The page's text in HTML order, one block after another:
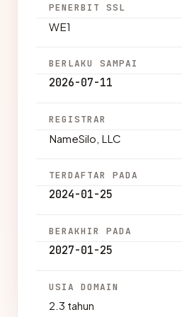
PENERBIT SSL
WE1
BERLAKU SAMPAI
2026-07-11
REGISTRAR
NameSilo, LLC
TERDAFTAR PADA
2024-01-25
BERAKHIR PADA
2027-01-25
USIA DOMAIN
2.3 tahun